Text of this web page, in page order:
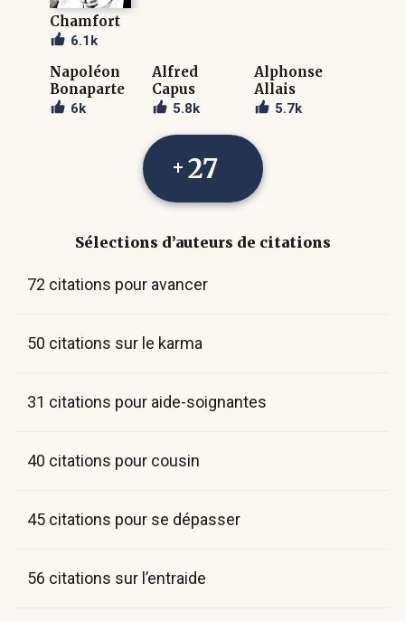
Chamfort
6.1k
Napoléon
Bonaparte
6k
Alfred
Capus
5.8k
Alphonse
Allais
5.7k
27
Sélections d’auteurs de citations
72 citations pour avancer
50 citations sur le karma
31 citations pour aide-soignantes
40 citations pour cousin
45 citations pour se dépasser
56 citations sur l’entraide